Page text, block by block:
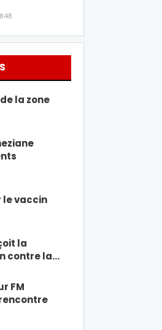
la zone
le vaccin
la
contre la…
FM